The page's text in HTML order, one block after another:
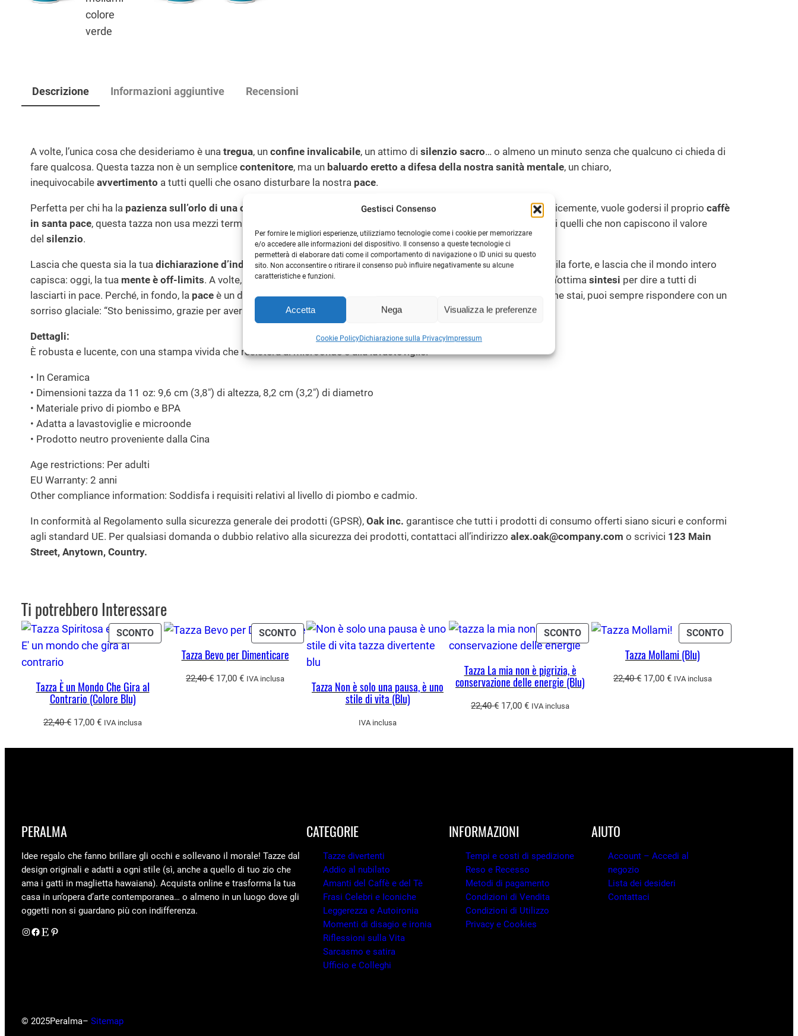
Gestisci Consenso
Per fornire le migliori esperienze, utilizziamo tecnologie come i cookie per memorizzare
e/o accedere alle informazioni del dispositivo. Il consenso a queste tecnologie ci
permetterà di elaborare dati come il comportamento di navigazione o ID unici su questo
sito. Non acconsentire o ritirare il consenso può influire negativamente su alcune
caratteristiche e funzioni.
Accetta Nega Visualizza le preferenze
Cookie PolicyDichiarazione sulla PrivacyImpressum
4
0
.
.
h
e
s
q
u
a
n
t
Descrizione Informazioni aggiuntive Recensioni
A volte, l’unica cosa che desideriamo è una tregua, un confine invalicabile, un attimo di silenzio sacro… o almeno un minuto senza che qualcuno ci chieda di
fare qualcosa. Questa tazza non è un semplice contenitore, ma un baluardo eretto a difesa della nostra sanità mentale, un chiaro,
inequivocabile avvertimento a tutti quelli che osano disturbare la nostra pace.
Perfetta per chi ha la pazienza sull’orlo di una crisi di nervi , per chi detesta leinterruzioni improvvise , per chi, semplicemente, vuole godersi il proprio caffè
in santa pace, questa tazza non usa mezzi termini: “
”. Non è un invito alla riflessione, ma un ordine diretto a tutti quelli che non capiscono il valore
del silenzio.
Lascia che questa sia la tua dichiarazione d’indipendenzadallogorio della vita moderna. Riempila fino all’orlo, stringila forte, e lascia che il mondo intero
capisca: oggi, la tua mente è off-limits. A volte, pocheparolepossono valere più di mille ”, è un’ottima sintesi per dire a tutti di
lasciarti in pace. Perché, in fondo, la pace è un diritto umano… o almeno dovrebbe esserlo! E se qualcuno ti chiede come stai, puoi sempre rispondere con un
sorriso glaciale: “Sto benissimo, grazie per avermi guardato…mollali
Dettagli:
È robusta e lucente, con una stampa vivida che resisterà al microonde e alla lavastoviglie.
• In Ceramica
• Dimensioni tazza da 11 oz: 9,6 cm (3,8″) di altezza, 8,2 cm (3,2″) di diametro
• Materiale privo di piombo e BPA
• Adatta a lavastoviglie e microonde
• Prodotto neutro proveniente dalla Cina
Age restrictions: Per adulti
EU Warranty: 2 anni
Other compliance information: Soddisfa i requisiti relativi al livello di piombo e cadmio.
In conformità al Regolamento sulla sicurezza generale dei prodotti (GPSR), Oak inc. garantisce che tutti i prodotti di consumo offerti siano sicuri e conformi
agli standard UE. Per qualsiasi domanda o dubbio relativo alla sicurezza dei prodotti, contattaci all’indirizzo alex.oak@company.com o scrivici 123 Main
Street, Anytown, Country.
Ti potrebbero Interessare
SCONTOPRODOTTO
IN
OFFERTA
Tazza È un Mondo Che Gira al
Contrario (Colore Blu)
22,40€ Il
originale
17,00 €Il
attuale
IVA inclusa
SCONTOPRODOTTO
IN
OFFERTA
Tazza Bevo per Dimenticare
22,40€ Il
17,00 €IlIVA inclusa
Tazza Non è solo una pausa, è uno
stile di vita (Blu)
IVA inclusa
SCONTOPRODOTTO
IN
Tazza La mia non è pigrizia, è
conservazione delle energie (Blu)
22,40€ Il
era:
17,00 €Il
è:
IVA inclusa
SCONTOPRODOTTO
IN
Tazza Mollami (Blu)
22,40€ Il
17,00 €IlIVA inclusa
PERALMA
Idee regalo che fanno brillare gli occhi e sollevano il morale! Tazze dal
design originali e adatti a ogni stile (sì, anche a quello di tuo zio che
ama i gatti in maglietta hawaiana). Acquista online e trasforma la tua
casa in un’opera d’arte contemporanea… o almeno in un luogo dove gli
oggetti non si guardano più con indifferenza.
Instagram Facebook Etsy Pinterest
CATEGORIE
Tazze divertenti
Addio al nubilato
Amanti del Caffè e del Tè
Frasi Celebri e Iconiche
Leggerezza e Autoironia
Momenti di disagio e ironia
Riflessioni sulla Vita
Sarcasmo e satira
Ufficio e Colleghi
INFORMAZIONI
Tempi e costi di spedizione
Reso e Recesso
Metodi di pagamento
Condizioni di Vendita
Condizioni di Utilizzo
Privacy e Cookies
AIUTO
Account – Accedi al
negozio
Lista dei desideri
Contattaci
© 2025Peralma– Sitemap